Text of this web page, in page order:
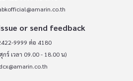
or send feedback
9999 ต่อ 4180
กร์ เวลา 09.00 - 18.00 น)